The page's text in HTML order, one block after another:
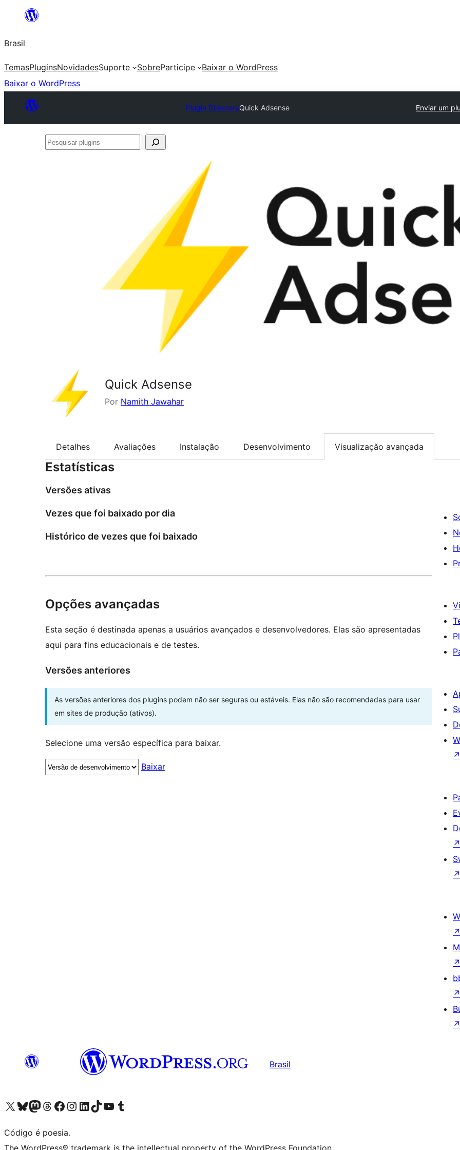
o
conteúdo
Brasil
TemasPluginsNovidadesSuporte SobreParticipe
Baixar o WordPress
Baixar o WordPress
Plugin DirectoryQuick Adsense Enviar um
Pesquisar
Quick Adsense
Por Namith Jawahar
Detalhes Avaliações Instalação Desenvolvimento Visualização avançada
Estatísticas
Versões ativas
Vezes que foi baixado por dia
Histórico de vezes que foi baixado
Opções avançadas
Esta seção é destinada apenas a usuários avançados e desenvolvedores. Elas são apresentadas
aqui para fins educacionais e de testes.
Versões anteriores
As versões anteriores dos plugins podem não ser seguras ou estáveis. Elas não são recomendadas para usar
em sites de produção (ativos).
Selecione uma versão específica para baixar.
Baixar
↗
↗
↗
↗
↗
↗
↗
Brasil
Acessar nossa conta do X (antigo Twitter)
Acessar nossa conta do Bluesky
Acessar nossa conta do Mastodon
Acessar nossa conta do Threads
Acessar nossa página do Facebook
Acessar nossa conta do Instagram
Acessar nossa conta do LinkedIn
Acessar nossa conta do TikTok
Acessar nosso canal do YouTube
Acessar nossa conta no Tumblr
Código é poesia.